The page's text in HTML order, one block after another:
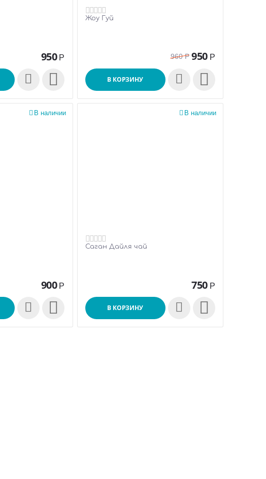
950 Р

Жоу Гуй
960 Р 950 Р
В КОРЗИНУ 
В наличии

900 Р

В наличии

Саган Дайля чай
750 Р
В КОРЗИНУ 